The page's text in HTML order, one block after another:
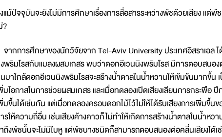
แม้ปัจจุบันจะยังไม่มีการศึกษาเรื่องการสื่อสารระหว่างพืชด้วยเสียง แต่พื
?
จากการศึกษาของนักวิจัยจาก Tel-Aviv University ประเทศอิสราเอล
พริมโรสกับแมลงผสมเกสร พบว่าดอกอีเวนนิงพริมโรส มีการตอบสนอง
มาใกล้ดอกอีเวนนิงพริมโรสจะสร้างน้ำตาลในน้ำหวานให้เข้มข้นมากขึ้
มโอกาสในการช่วยผสมเกสร และเมื่อทดลองเปิดเสียงเลียนการกระพื
มขึ้นได้เช่นกัน แต่เมื่อทดลองครอบดอกไม้ไว้ไม่ให้ได้รับเสียงการเพิ่มขึ้น
รให้ความถี่อื่น เช่นเสียงค้างคาวก็ไม่ทำให้เกิดการสร้างน้ำตาลในน้ำห
ถึงพืชนั้นจะไม่มีใบหู แต่พืชบางชนิดก็สามารถตอบสนองต่อคลี่นเสียงได้เ